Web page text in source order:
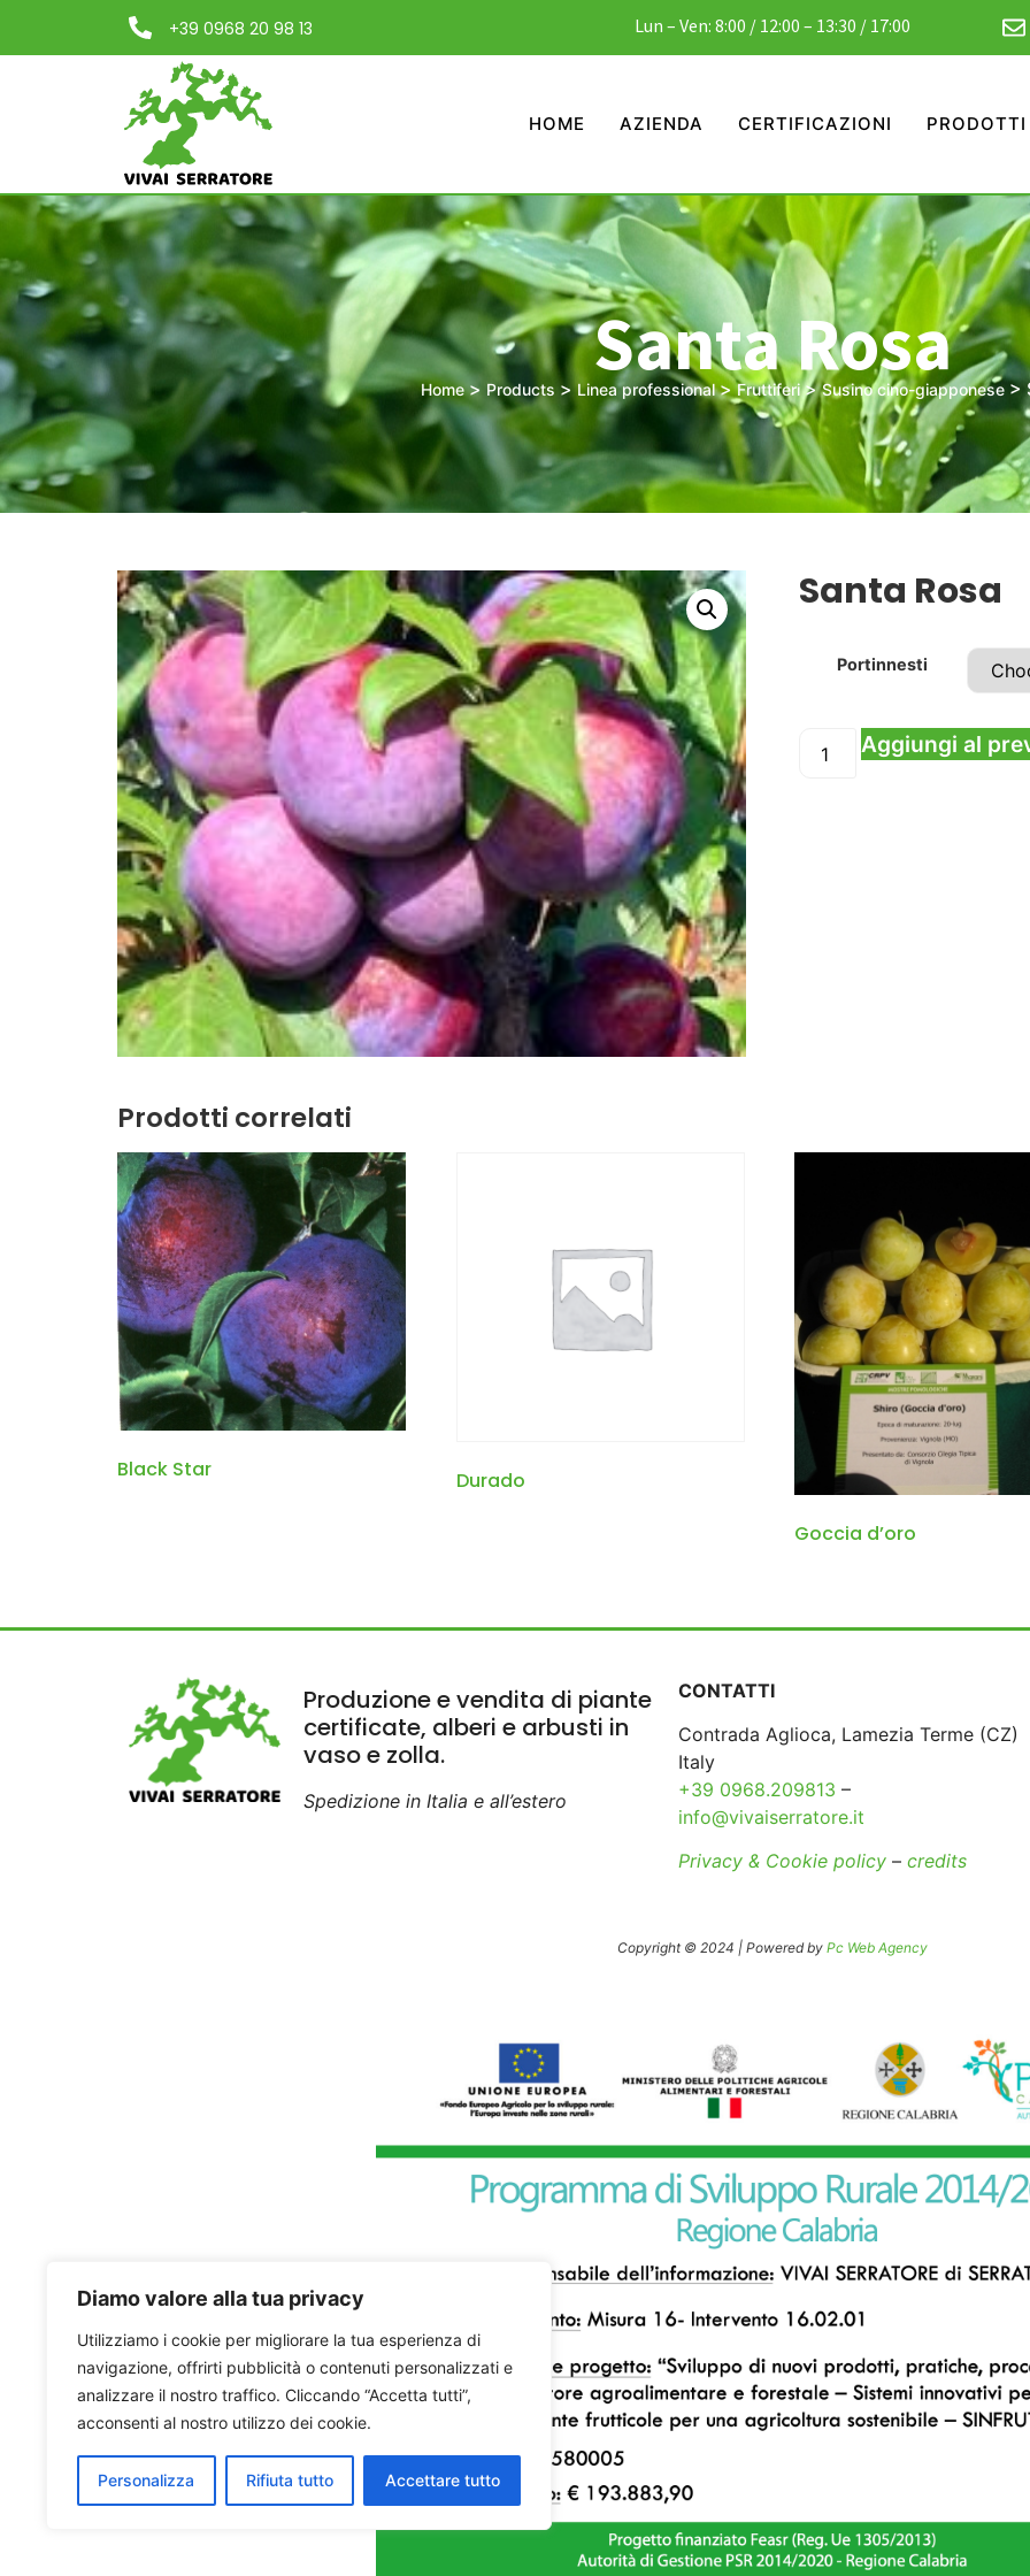
Diamo valore alla tua privacy
Utilizziamo i cookie per migliorare la tua esperienza di
navigazione, offrirti pubblicità o contenuti personalizzati e
analizzare il nostro traffico. Cliccando “Accetta tutti”,
acconsenti al nostro utilizzo dei cookie.
Personalizza Rifiuta tutto Accettare tutto
+39 0968 20 98 13 Lun – Ven: 8:00 / 12:00 – 13:30 / 17:00
HOME AZIENDA CERTIFICAZIONI PRODOTTI
Santa Rosa
Home> Products >Linea professional>Fruttiferi>Susino cino-giapponese>
Santa Rosa
Portinnesti
Aggiungi al
Prodotti correlati
Black Star Durado
Goccia d’oro
Produzione e vendita di piante
certificate, alberi e arbusti in
vaso e zolla.
Spedizione in Italia e all’estero
CONTATTI
Contrada Aglioca, Lamezia Terme (CZ)
Italy
+39 0968.209813 –
info@vivaiserratore.it
Privacy & Cookie policy– credits
Copyright © 2024 | Powered by Pc Web Agency